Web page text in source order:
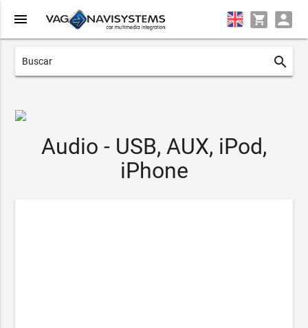
menu
search
Audio - USB, AUX, iPod,
iPhone